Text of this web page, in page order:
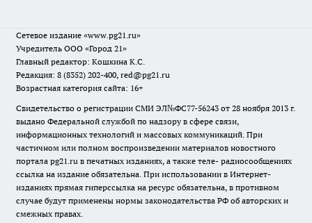
Сетевое издание «www.pg21.ru»
Учредитель ООО «Город 21»
Главный редактор: Кошкина К.С.
Редакция: 8 (8352) 202-400, red@pg21.ru
Возрастная категория сайта: 16+
Свидетельство о регистрации СМИ ЭЛ№ФС77-56243 от 28 ноября 2013 г.
выдано Федеральной службой по надзору в сфере связи,
информационных технологий и массовых коммуникаций. При
частичном или полном воспроизведении материалов новостного
портала pg21.ru в печатных изданиях, а также теле- радиосообщениях
ссылка на издание обязательна. При использовании в Интернет-
изданиях прямая гиперссылка на ресурс обязательна, в противном
случае будут применены нормы законодательства РФ об авторских и
смежных правах.